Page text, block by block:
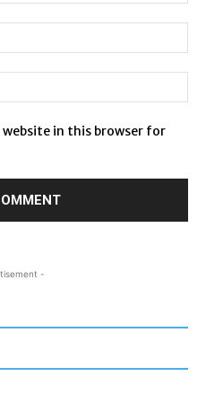
website in this browser for
-